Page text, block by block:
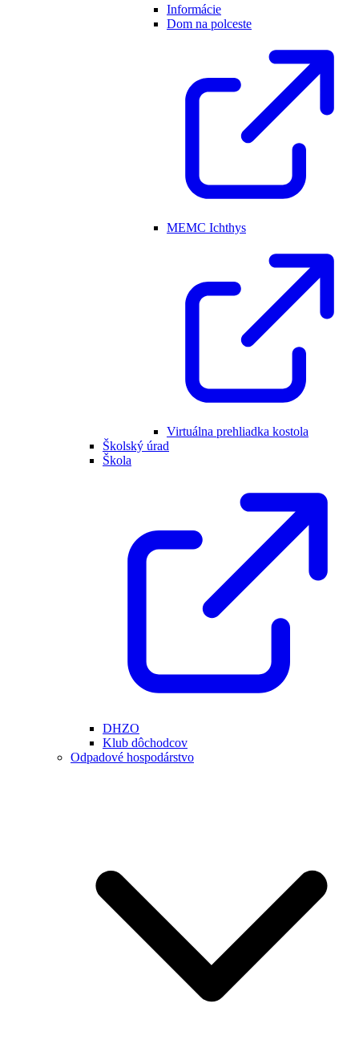
Informácie
Dom na polceste
MEMC Ichthys
Virtuálna prehliadka kostola
Školský úrad
Škola
DHZO
Klub dôchodcov
Odpadové hospodárstvo